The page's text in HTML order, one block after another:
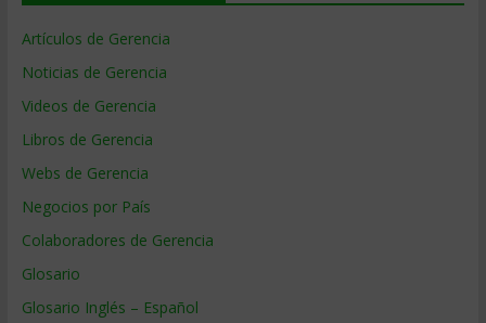
Artículos de Gerencia
Noticias de Gerencia
Videos de Gerencia
Libros de Gerencia
Webs de Gerencia
Negocios por País
Colaboradores de Gerencia
Glosario
Glosario Inglés – Español